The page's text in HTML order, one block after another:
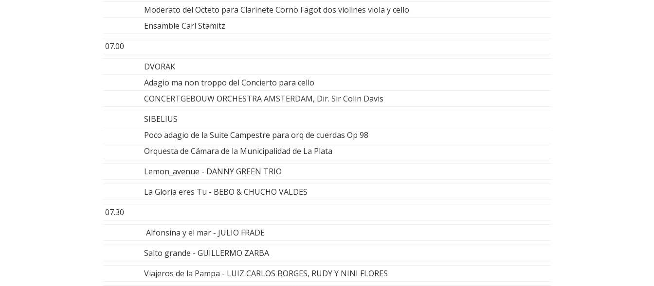
Moderato del Octeto para Clarinete Corno Fagot dos violines viola y cello
Ensamble Carl Stamitz
07.00
DVORAK
Adagio ma non troppo del Concierto para cello
CONCERTGEBOUW ORCHESTRA AMSTERDAM, Dir. Sir Colin Davis
SIBELIUS
Poco adagio de la Suite Campestre para orq de cuerdas Op 98
Orquesta de Cámara de la Municipalidad de La Plata
Lemon_avenue - DANNY GREEN TRIO
La Gloria eres Tu - BEBO & CHUCHO VALDES
07.30
Alfonsina y el mar - JULIO FRADE
Salto grande - GUILLERMO ZARBA
Viajeros de la Pampa - LUIZ CARLOS BORGES, RUDY Y NINI FLORES